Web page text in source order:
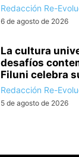
Redacción Re-
6 de agosto de 2026
La cultura
desafíos
Filuni celebra
Redacción Re-
5 de agosto de 2026